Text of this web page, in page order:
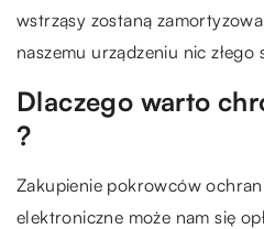
wstrząsy zostaną
naszemu urządzeniu nic złego
Dlaczego warto
?
Zakupienie pokrowców
elektroniczne może nam się